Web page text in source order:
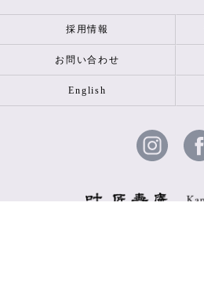
採用情報
お問い合わせ
English